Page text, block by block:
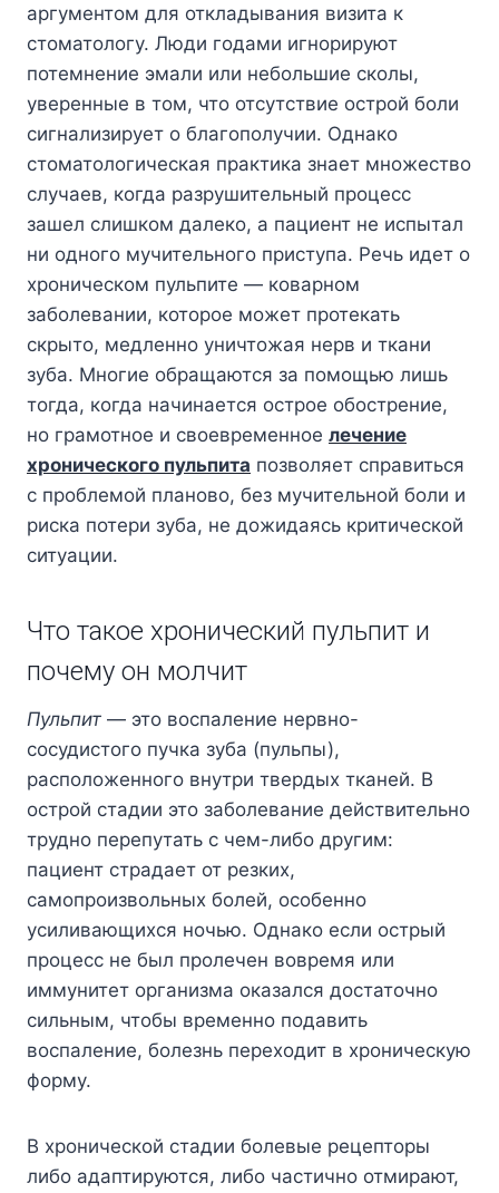
аргументом для откладывания визита к
стоматологу. Люди годами игнорируют
потемнение эмали или небольшие сколы,
уверенные в том, что отсутствие острой боли
сигнализирует о благополучии. Однако
стоматологическая практика знает множество
случаев, когда разрушительный процесс
зашел слишком далеко, а пациент не испытал
ни одного мучительного приступа. Речь идет о
хроническом пульпите — коварном
заболевании, которое может протекать
скрыто, медленно уничтожая нерв и ткани
зуба. Многие обращаются за помощью лишь
тогда, когда начинается острое обострение,
но грамотное и своевременное лечение
хронического пульпита позволяет справиться
с проблемой планово, без мучительной боли и
риска потери зуба, не дожидаясь критической
ситуации.
Что такое хронический пульпит и
почему он молчит
Пульпит — это воспаление нервно-
сосудистого пучка зуба (пульпы),
расположенного внутри твердых тканей. В
острой стадии это заболевание действительно
трудно перепутать с чем-либо другим:
пациент страдает от резких,
самопроизвольных болей, особенно
усиливающихся ночью. Однако если острый
процесс не был пролечен вовремя или
иммунитет организма оказался достаточно
сильным, чтобы временно подавить
воспаление, болезнь переходит в хроническую
форму.
В хронической стадии болевые рецепторы
либо адаптируются, либо частично отмирают,